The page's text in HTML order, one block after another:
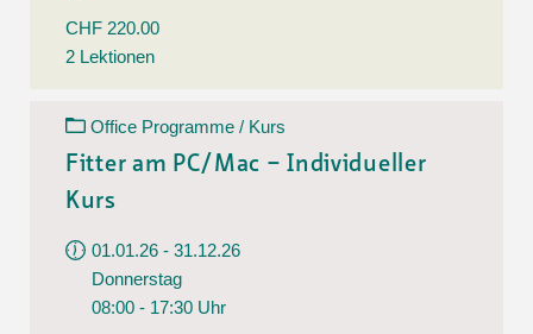
CHF 220.00
2 Lektionen
Office Programme / Kurs
Fitter am PC/Mac – Individueller
Kurs
01.01.26 - 31.12.26
Donnerstag
08:00 - 17:30 Uhr